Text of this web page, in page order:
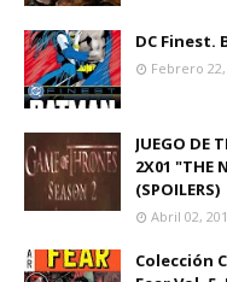
DC Finest.
Febrero
JUEGO DE
2X01 "THE
(SPOILERS)
Abril 02,
Colección